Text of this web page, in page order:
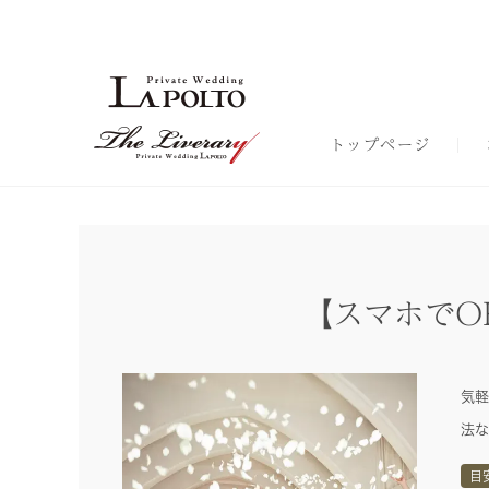
トップページ
【スマホで
気
法
目